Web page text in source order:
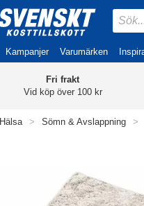
Kampanjer Varumärken
Fri frakt
Vid köp över 100 kr
Hälsa > Sömn & Avslappning >